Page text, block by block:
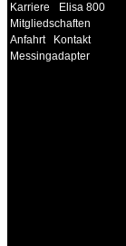
Karriere
Elisa 800
Mitgliedschaften
Anfahrt
Kontakt
Messingadapter